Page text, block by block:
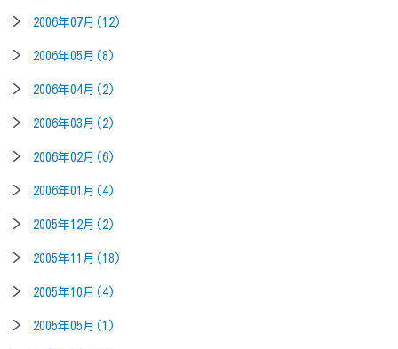
2006年07月(12)
2006年05月(8)
2006年04月(2)
2006年03月(2)
2006年02月(6)
2006年01月(4)
2005年12月(2)
2005年11月(18)
2005年10月(4)
2005年05月(1)